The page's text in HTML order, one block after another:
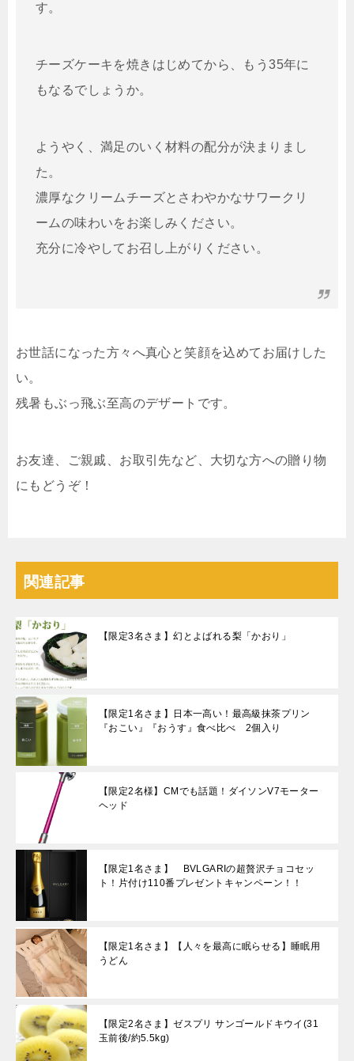
す。
チーズケーキを焼きはじめてから、もう35年に
もなるでしょうか。
ようやく、満足のいく材料の配分が決まりまし
た。
濃厚なクリームチーズとさわやかなサワークリ
ームの味わいをお楽しみください。
充分に冷やしてお召し上がりください。
お世話になった方々へ真心と笑顔を込めてお届けした
い。
残暑もぶっ飛ぶ至高のデザートです。
お友達、ご親戚、お取引先など、大切な方への贈り物
にもどうぞ！
関連記事
【限定3名さま】幻とよばれる梨「かおり」
【限定1名さま】日本一高い！最高級抹茶プリン
『おこい』『おうす』食べ比べ 2個入り
【限定2名様】CMでも話題！ダイソンV7モーター
ヘッド
【限定1名さま】 BVLGARIの超贅沢チョコセッ
ト！片付け110番プレゼントキャンペーン！！
【限定1名さま】【人々を最高に眠らせる】睡眠用
うどん
【限定2名さま】ゼスプリ サンゴールドキウイ(31
玉前後/約5.5kg)